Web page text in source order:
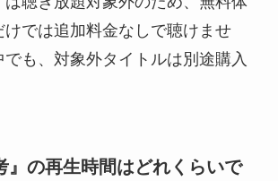
では追加料金なしで聴けませ
でも、対象外タイトルは別途購入
』の再生時間はどれくらいで